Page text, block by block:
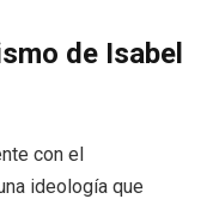
de Isabel
con el
ideología que